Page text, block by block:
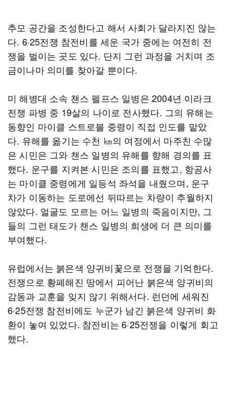
추모 공간을 조성한다고 해서 사회가 달라지진 않는
다. 6·25전쟁 참전비를 세운 국가 중에는 여전히 전
쟁을 벌이는 곳도 있다. 단지 그런 과정을 거치며 조
금이나마 의미를 찾아갈 뿐이다.
미 해병대 소속 챈스 펠프스 일병은 2004년 이라크
전쟁 파병 중 19살의 나이로 전사했다. 그의 유해는
동향인 마이클 스트로블 중령이 직접 인도를 맡았
다. 유해를 옮기는 수천 ㎞의 여정에서 마주친 수많
은 시민은 그와 챈스 일병의 유해를 향해 경의를 표
했다. 운구를 지켜본 시민은 조의를 표했고, 항공사
는 마이클 중령에게 일등석 좌석을 내줬으며, 운구
차가 이동하는 도로에선 뒤따르는 차량이 추월하지
않았다. 얼굴도 모르는 어느 일병의 죽음이지만, 그
들의 그런 태도가 챈스 일병의 희생에 더 큰 의미를
부여했다.
유럽에서는 붉은색 양귀비꽃으로 전쟁을 기억한다.
전쟁으로 황폐해진 땅에서 피어난 붉은색 양귀비의
감동과 교훈을 잊지 않기 위해서다. 런던에 세워진
6·25전쟁 참전비에도 누군가 남긴 붉은색 양귀비 화
환이 놓여 있었다. 참전비는 6·25전쟁을 이렇게 회고
했다.